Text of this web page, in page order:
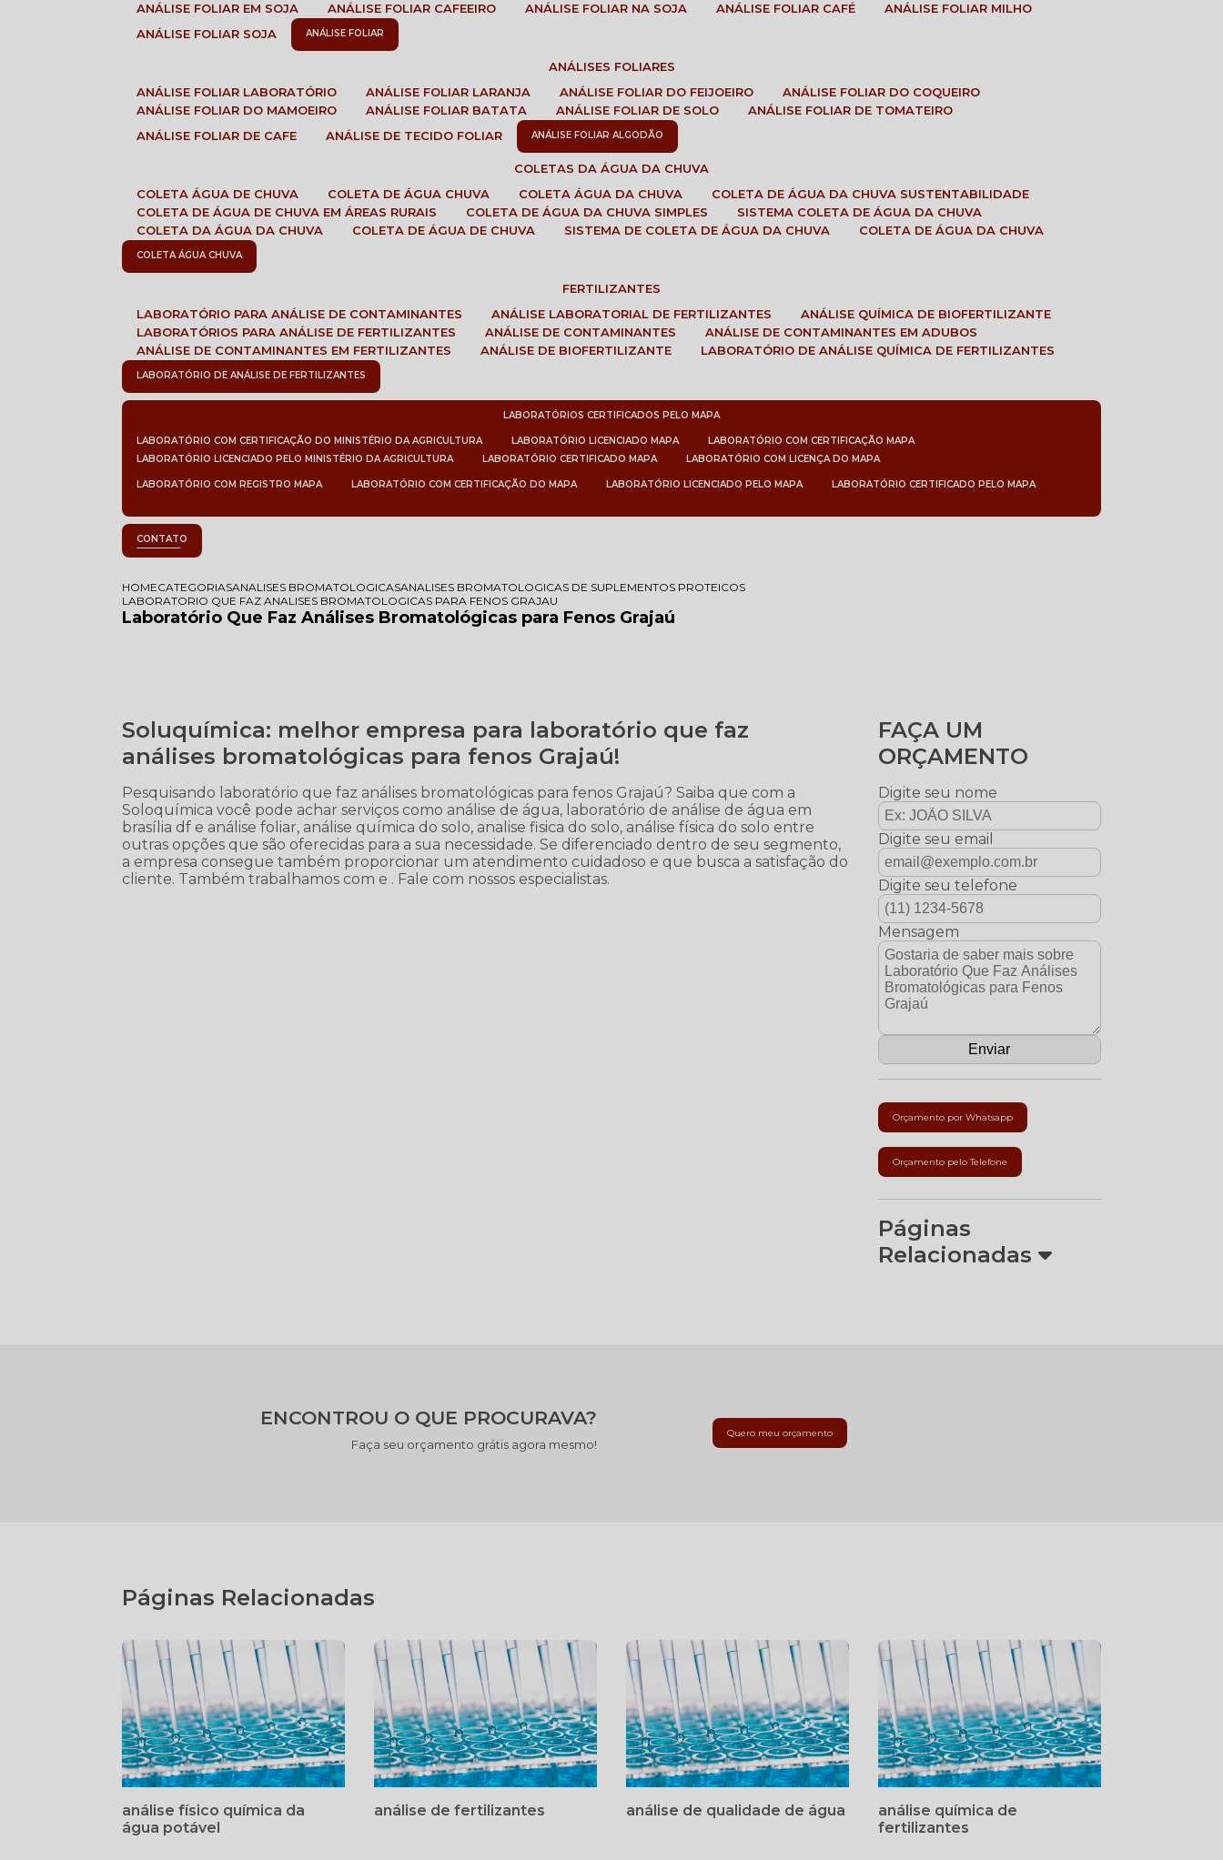
ANÁLISE FOLIAR EM SOJA
ANÁLISE FOLIAR CAFEEIRO ANÁLISE FOLIAR NA SOJA ANÁLISE FOLIAR CAFÉ
ANÁLISE FOLIAR MILHO
ANÁLISE FOLIAR SOJA
ANÁLISE FOLIAR
ANÁLISES FOLIARES
ANÁLISE FOLIAR LABORATÓRIO
ANÁLISE FOLIAR LARANJA ANÁLISE FOLIAR DO FEIJOEIRO
ANÁLISE FOLIAR DO COQUEIRO
ANÁLISE FOLIAR DO MAMOEIRO
ANÁLISE FOLIAR BATATA ANÁLISE FOLIAR DE SOLO
ANÁLISE FOLIAR DE TOMATEIRO
ANÁLISE FOLIAR DE CAFE
ANÁLISE DE TECIDO FOLIAR ANÁLISE FOLIAR ALGODÃO
COLETAS DA ÁGUA DA CHUVA
COLETA ÁGUA DE CHUVA
COLETA DE ÁGUA CHUVA COLETA ÁGUA DA CHUVA
COLETA DE ÁGUA DA CHUVA SUSTENTABILIDADE
COLETA DE ÁGUA DE CHUVA EM ÁREAS RURAIS
COLETA DE ÁGUA DA CHUVA SIMPLES
SISTEMA COLETA DE ÁGUA DA CHUVA
COLETA DA ÁGUA DA CHUVA
COLETA DE ÁGUA DE CHUVA SISTEMA DE COLETA DE ÁGUA DA CHUVA COLETA DE ÁGUA DA CHUVA
COLETA ÁGUA CHUVA
FERTILIZANTES
LABORATÓRIO PARA ANÁLISE DE CONTAMINANTES
ANÁLISE LABORATORIAL DE FERTILIZANTES
ANÁLISE QUÍMICA DE BIOFERTILIZANTE
LABORATÓRIOS PARA ANÁLISE DE FERTILIZANTES
ANÁLISE DE CONTAMINANTES
ANÁLISE DE CONTAMINANTES EM ADUBOS
ANÁLISE DE CONTAMINANTES EM FERTILIZANTES
ANÁLISE DE BIOFERTILIZANTE LABORATÓRIO DE ANÁLISE QUÍMICA DE FERTILIZANTES
LABORATÓRIO DE ANÁLISE DE FERTILIZANTES
LABORATÓRIOS CERTIFICADOS PELO MAPA
LABORATÓRIO COM CERTIFICAÇÃO DO MINISTÉRIO DA AGRICULTURA LABORATÓRIO LICENCIADO MAPA
LABORATÓRIO COM CERTIFICAÇÃO MAPA
LABORATÓRIO LICENCIADO PELO MINISTÉRIO DA AGRICULTURA
LABORATÓRIO CERTIFICADO MAPA LABORATÓRIO COM LICENÇA DO MAPA
LABORATÓRIO COM REGISTRO MAPA LABORATÓRIO COM CERTIFICAÇÃO DO MAPA LABORATÓRIO LICENCIADO PELO MAPA LABORATÓRIO CERTIFICADO PELO MAPA
CONTATO
HOMECATEGORIASANALISES BROMATOLOGICASANALISES BROMATOLOGICAS DE SUPLEMENTOS PROTEICOS
LABORATORIO QUE FAZ ANALISES BROMATOLOGICAS PARA FENOS GRAJAU
Laboratório Que Faz Análises Bromatológicas para Fenos Grajaú
Soluquímica: melhor empresa para laboratório que faz
análises bromatológicas para fenos Grajaú!
Pesquisando laboratório que faz análises bromatológicas para fenos Grajaú? Saiba que com a
Soloquímica você pode achar serviços como análise de água, laboratório de análise de água em
brasília df e análise foliar, análise química do solo, analise fisica do solo, análise física do solo entre
outras opções que são oferecidas para a sua necessidade. Se diferenciado dentro de seu segmento,
a empresa consegue também proporcionar um atendimento cuidadoso e que busca a satisfação do
cliente. Também trabalhamos com e . Fale com nossos especialistas.
FAÇA UM
ORÇAMENTO
Digite seu nome
Digite seu email
Digite seu telefone
Mensagem
Orçamento por Whatsapp
Orçamento pelo Telefone
Páginas
Relacionadas
ENCONTROU O QUE PROCURAVA?
Faça seu orçamento grátis agora mesmo!
Quero meu orçamento
Páginas Relacionadas
análise físico química da
água potável
análise de fertilizantes análise de qualidade de água
análise química de
fertilizantes